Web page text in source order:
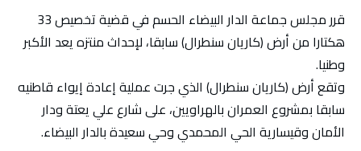
قرر مجلس جماعة الدار البيضاء الحسم في قضية تخصيص 33
هكتارا من أرض (كاريان سنطرال) سابقا، لإحداث منتزه يعد الأكبر
وطنيا.
وتقع أرض (كاريان سنطرال) الذي جرت عملية إعادة إيواء قاطنيه
سابقا بمشروع العمران بالهراويين، على شارع علي يعتة ودار
الأمان وقيسارية الحي المحمدي وحي سعيدة بالدار البيضاء.